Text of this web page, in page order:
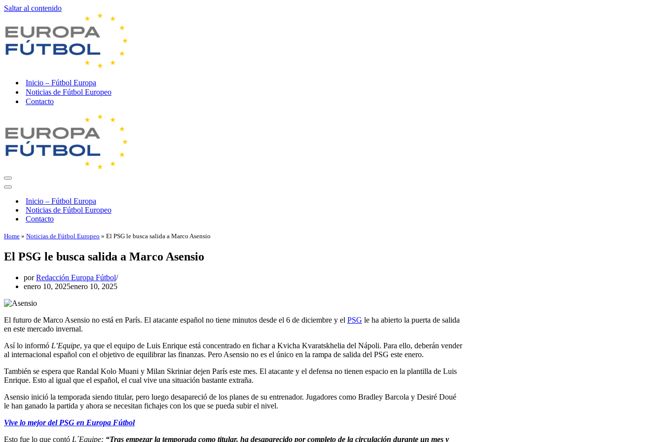
Saltar al contenido
Inicio – Fútbol Europa
Noticias de Fútbol Europeo
Contacto
Menú
de
Menú
navegaciónInicio – Fútbol Europa
Noticias de Fútbol Europeo
Contacto
Home » Noticias de Fútbol Europeo » El PSG le busca salida a Marco Asensio
El PSG le busca salida a Marco Asensio
porRedacción Europa Fútbol
enero 10, 2025enero 10, 2025
El futuro de Marco Asensio no está en París. El atacante español no tiene minutos desde el 6 de diciembre y el PSG le ha abierto la puerta de salida
en este mercado invernal.
Así lo informó L’Equipe, ya que el equipo de Luis Enrique está concentrado en fichar a Kvicha Kvaratskhelia del Nápoli. Para ello, deberán vender
al internacional español con el objetivo de equilibrar las finanzas. Pero Asensio no es el único en la rampa de salida del PSG este enero.
También se espera que Randal Kolo Muani y Milan Skriniar dejen París este mes. El atacante y el defensa no tienen espacio en la plantilla de Luis
Enrique. Esto al igual que el español, el cual vive una situación bastante extraña.
Asensio inició la temporada siendo titular, pero luego desapareció de los planes de su entrenador. Jugadores como Bradley Barcola y Desiré Doué
le han ganado la partida y ahora se necesitan fichajes con los que se pueda subir el nivel.
Vive lo mejor del PSG en Europa Fútbol
Esto fue lo que contó L´Equipe: “Tras empezar la temporada como titular, ha desaparecido por completo de la circulación durante un mes y